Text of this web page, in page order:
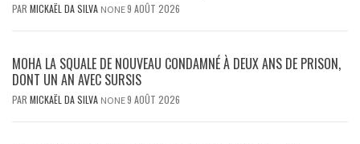
PAR MICKAËL DA SILVA NONE9 AOÛT 2026
MOHA LA SQUALE DE NOUVEAU CONDAMNÉ À DEUX ANS DE PRISON,
DONT UN AN AVEC SURSIS
PAR MICKAËL DA SILVA NONE9 AOÛT 2026